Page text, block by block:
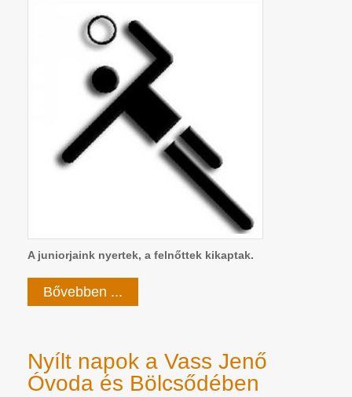
A juniorjaink nyertek, a felnőttek kikaptak.
Bővebben ...
Nyílt napok a Vass Jenő
Óvoda és Bölcsődében